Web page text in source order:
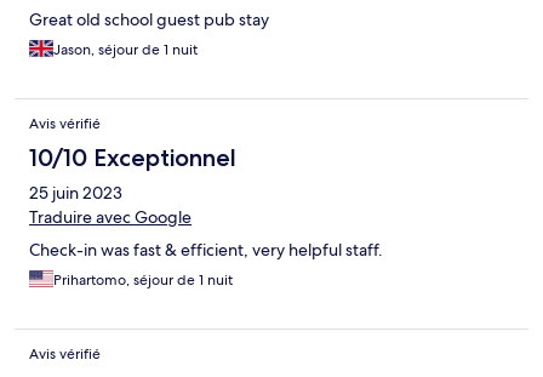
Great old school guest pub stay
Jason, séjour de 1 nuit
Avis vérifié
10/10 Exceptionnel
25 juin 2023
Traduire avec Google
Check-in was fast & efficient, very helpful staff.
Prihartomo, séjour de 1 nuit
Avis vérifié